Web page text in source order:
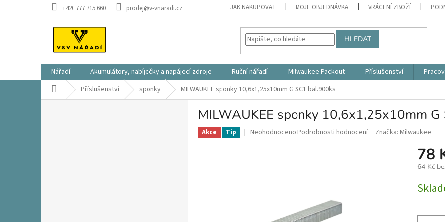
na
+420 777 715 660 prodej@v-vnaradi.cz JAK NAKUPOVAT MOJE OBJEDNÁVKA VRÁCENÍ ZBOŽÍ
HLEDAT
Nářadí Akumulátory, nabíječky a napájecí zdroje Ruční nářadí Milwaukee Packout Příslušenství
Domů Příslušenství sponky MILWAUKEE sponky 10,6x1,25x10mm G SC1 bal.900ks
MILWAUKEE sponky 10,6x1,25x10mm
Akce Tip
Průměrné
Neohodnoceno Podrobnosti hodnocení Značka:Milwaukee
78
64 Kč
cena: